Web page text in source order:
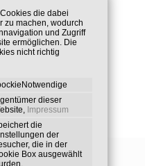
die dabei
zu machen, wodurch
und Zugriff
ermöglichen. Die
nicht richtig
dieser
Impressum
die
der
die in der
Box ausgewählt
angst - und
zu ermöglichen.